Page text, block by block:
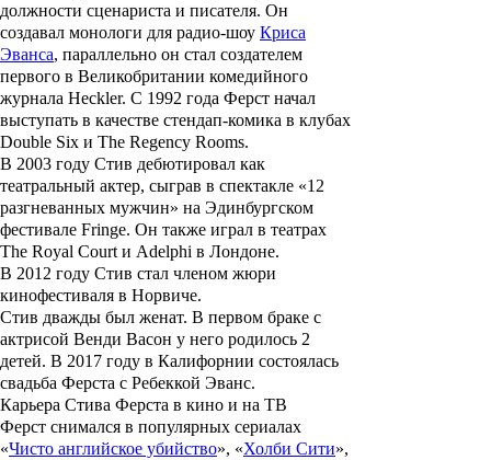
должности сценариста и писателя. Он
создавал монологи для радио-шоу Криса
Эванса, параллельно он стал создателем
первого в Великобритании комедийного
журнала Heckler. С 1992 года Ферст начал
выступать в качестве стендап-комика в клубах
Double Six и The Regency Rooms.
В 2003 году Стив дебютировал как
театральный актер, сыграв в спектакле «12
разгневанных мужчин» на Эдинбургском
фестивале Fringe. Он также играл в театрах
The Royal Court и Adelphi в Лондоне.
В 2012 году Стив стал членом жюри
кинофестиваля в Норвиче.
Стив дважды был женат. В первом браке с
актрисой Венди Васон у него родилось 2
детей. В 2017 году в Калифорнии состоялась
свадьба Ферста с Ребеккой Эванс.
Карьера Стива Ферста в кино и на ТВ
Ферст снимался в популярных сериалах
«Чисто английское убийство», «Холби Сити»,